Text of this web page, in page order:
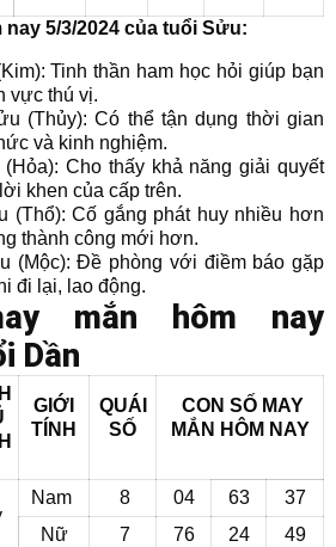
5/3/2024 của tuổi Sửu:
Tinh thần ham học hỏi giúp bạn
vực thú vị.
(Thủy): Có thể tận dụng thời gian
và kinh nghiệm.
Cho thấy khả năng giải quyết
khen của cấp trên.
(Thổ): Cố gắng phát huy nhiều hơn
thành công mới hơn.
(Mộc): Đề phòng với điềm báo gặp
đi lại, lao động.
mắn hôm nay
Dần
GIỚI
TÍNH
QUÁI
SỐ
CON SỐ MAY
MẮN HÔM NAY
Nam 8 04 63
37
Nữ
7 76 24 49